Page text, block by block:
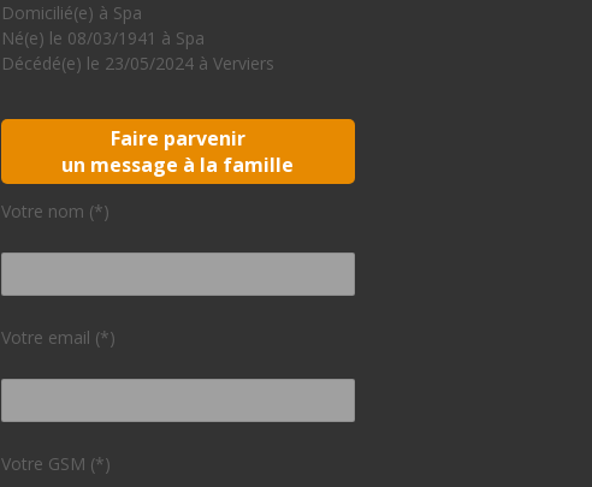
Domicilié(e) à Spa
Né(e) le 08/03/1941 à Spa
Décédé(e) le 23/05/2024 à Verviers
Faire parvenir
un message à la famille
Votre nom (*)
Votre email (*)
Votre GSM (*)